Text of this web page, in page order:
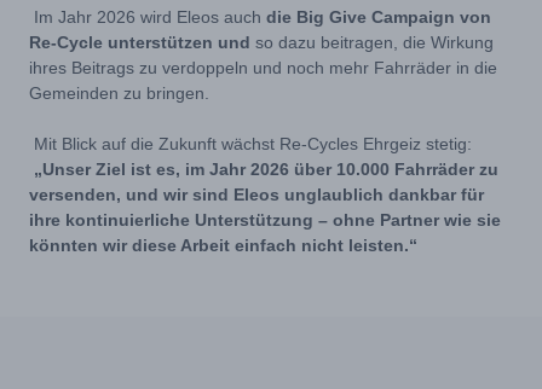
Im Jahr 2026 wird Eleos auch die Big Give Campaign von
Re-Cycle unterstützen und so dazu beitragen, die Wirkung
ihres Beitrags zu verdoppeln und noch mehr Fahrräder in die
Gemeinden zu bringen.
Mit Blick auf die Zukunft wächst Re-Cycles Ehrgeiz stetig:
„Unser Ziel ist es, im Jahr 2026 über 10.000 Fahrräder zu
versenden, und wir sind Eleos unglaublich dankbar für
ihre kontinuierliche Unterstützung – ohne Partner wie sie
könnten wir diese Arbeit einfach nicht leisten.“